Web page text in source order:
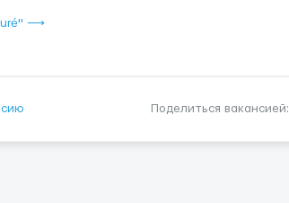
⟶
Поделиться вакансией: